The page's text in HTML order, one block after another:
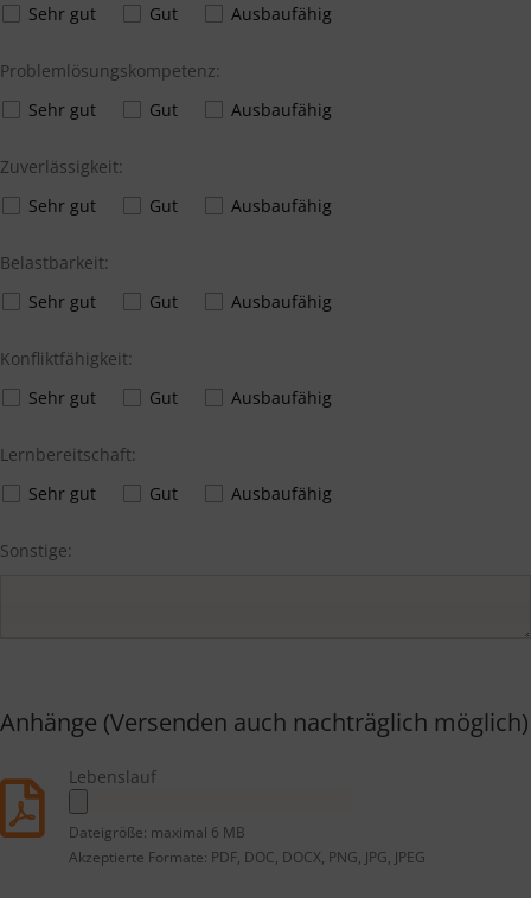
Sehr gut
Gut Ausbaufähig
Problemlösungskompetenz:
Sehr gut
Gut Ausbaufähig
Zuverlässigkeit:
Sehr gut
Gut Ausbaufähig
Belastbarkeit:
Sehr gut
Gut Ausbaufähig
Konfliktfähigkeit:
Sehr gut
Gut Ausbaufähig
Lernbereitschaft:
Sehr gut
Gut Ausbaufähig
Sonstige:
Anhänge (Versenden auch nachträglich möglich)
Lebenslauf
Dateigröße: maximal 6 MB
Akzeptierte Formate: PDF, DOC, DOCX, PNG, JPG, JPEG